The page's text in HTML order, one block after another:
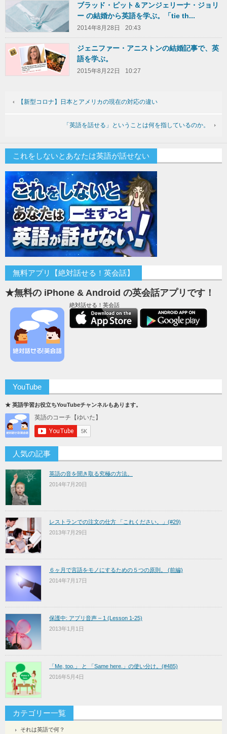
ブラッド・ピット＆アンジェリーナ・ジョリ
ー の結婚から英語を学ぶ。「tie th...
2014年8月28日 20:43
ジェニファー・アニストンの結婚記事で、英
語を学ぶ。
2015年8月22日 10:27
【新型コロナ】日本とアメリカの現在の対応の違い
「英語を話せる」ということは何を指しているのか。
これをしないとあなたは英語が話せない
無料アプリ【絶対話せる！英会話】
★無料の iPhone & Android の英会話アプリです！
絶対話せる！英会話
YouTube
★ 英語学習お役立ちYouTubeチャンネルもあります。
人気の記事
英語の音を聞き取る究極の方法。
2014年7月20日
レストランでの注文の仕方 「これください。」(#29)
2013年7月29日
６ヶ月で言語をモノにするための５つの原則。 (前編)
2014年7月17日
保護中: アプリ音声 – 1 (Lesson 1-25)
2013年1月1日
「Me, too.」 と 「Same here.」の使い分け。(#485)
2016年5月4日
カテゴリー一覧
それは英語で何？